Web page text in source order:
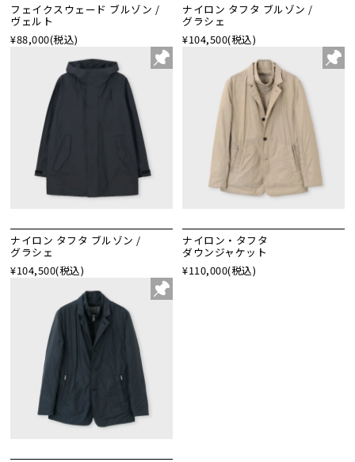
フェイクスウェード ブルゾン /
ヴェルト
¥88,000(税込)
ナイロン タフタ ブルゾン /
グラシェ
¥104,500(税込)
ナイロン タフタ ブルゾン /
グラシェ
¥104,500(税込)
ナイロン・タフタ
ダウンジャケット
¥110,000(税込)